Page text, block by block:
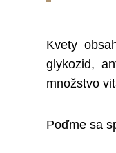
Kvety
glykozid,
množstvo
Poďme sa